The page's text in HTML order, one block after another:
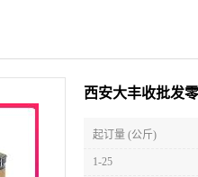
西安大丰收批发
起订量 (公斤)
1-25